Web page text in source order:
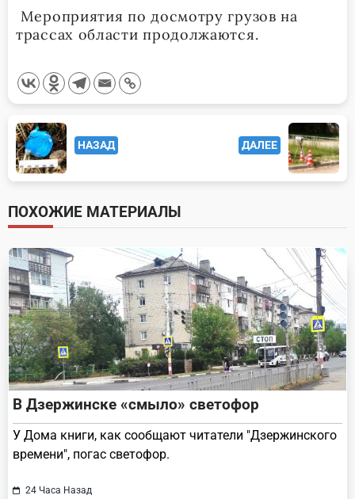
Мероприятия по досмотру грузов на
трассах области продолжаются.
<span
class="nav-
subtitle
screen-
reader-
text">Page</span>
НАЗАД ДАЛЕЕ
ПОХОЖИЕ МАТЕРИАЛЫ
В Дзержинске «смыло» светофор
У Дома книги, как сообщают читатели "Дзержинского
времени", погас светофор.
24 Часа Назад